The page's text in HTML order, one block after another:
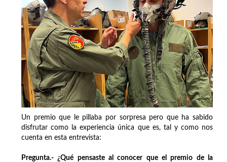
Un premio que le pillaba por sorpresa pero que ha sabido
disfrutar como la experiencia única que es, tal y como nos
cuenta en esta entrevista:
Pregunta.- ¿Qué pensaste al conocer que el premio de la